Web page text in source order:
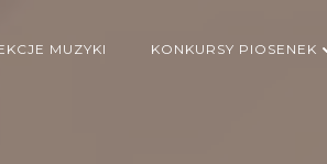
MUZYKI KONKURSY PIOSENEK